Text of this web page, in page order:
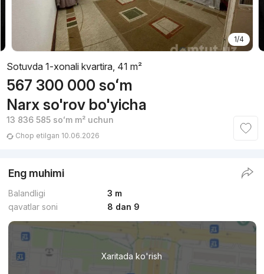
1/4
Sotuvda 1-xonali kvartira, 41 m²
567 300 000 soʻm
Narx so'rov bo'yicha
13 836 585 soʻmm² uchun
Chop etilgan 10.06.2026
Eng muhimi
Balandligi
3 m
qavatlar soni
8 dan 9
Xaritada ko'rish